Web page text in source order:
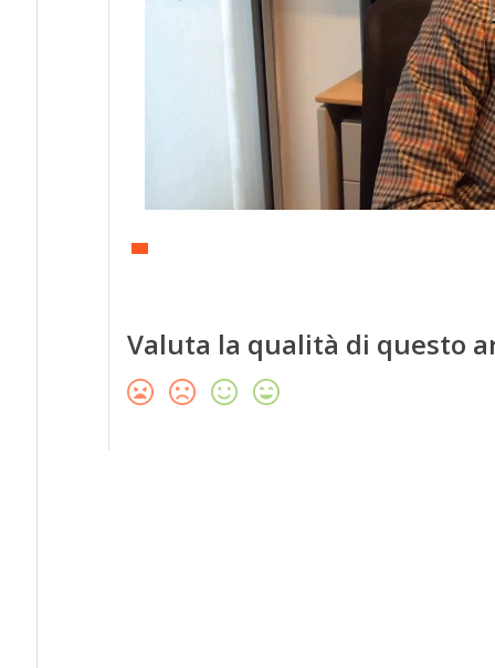
Valuta la qualità di questo